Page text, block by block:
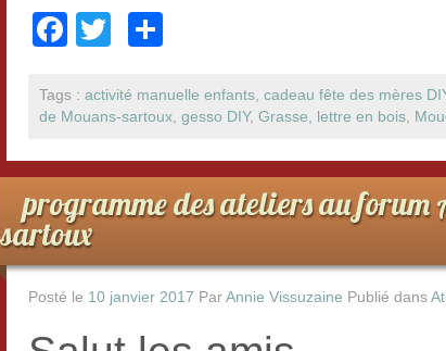
F
c
e
b
o
o
k
tt
er
ta
g
er
Tags : activité manuelle enfants, cadeau fête des mères
de Mouans-sartoux, gesso DIY, Grasse, lettre en bois,
programme des ateliers au forum
sartoux
Posté le 10 janvier 2017 Par Annie Vissuzaine Publié dans